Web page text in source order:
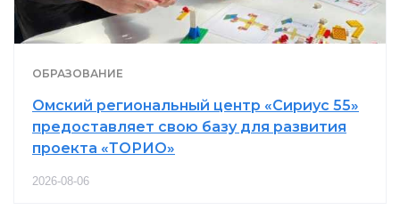
ОБРАЗОВАНИЕ
Омский региональный центр «Сириус 55»
предоставляет свою базу для развития
проекта «ТОРИО»
2026-08-06